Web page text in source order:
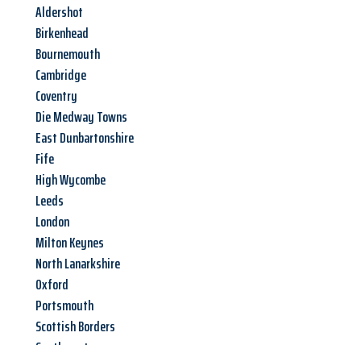
Aldershot
Birkenhead
Bournemouth
Cambridge
Coventry
Die Medway Towns
East Dunbartonshire
Fife
High Wycombe
Leeds
London
Milton Keynes
North Lanarkshire
Oxford
Portsmouth
Scottish Borders